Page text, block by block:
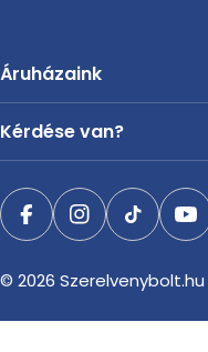
Áruházaink
Kérdése van?
FacebookInstagram
TikTok
© 2026 Szerelvenybolt.hu